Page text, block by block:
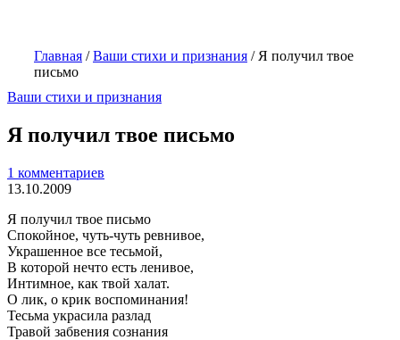
Главная /Ваши стихи и признания / Я получил твое
письмо
Ваши стихи и признания
Я получил твое письмо
1 комментариев
13.10.2009
Я получил твое письмо
Спокойное, чуть-чуть ревнивое,
Украшенное все тесьмой,
В которой нечто есть ленивое,
Интимное, как твой халат.
О лик, о крик воспоминания!
Тесьма украсила разлад
Травой забвения сознания